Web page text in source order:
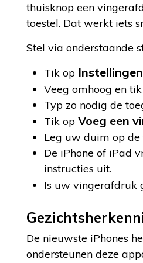
thuisknop een
toestel. Dat werkt iets
Stel via onderstaande
Tik op Instellingen
Veeg omhoog en
Typ zo nodig de
Tik op Voeg een
Leg uw duim op de
De iPhone of iPad
instructies uit.
Is uw vingerafdruk
De nieuwste iPhones
ondersteunen deze